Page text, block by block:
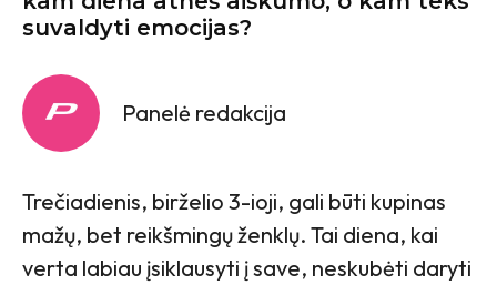
suvaldyti emocijas?
Panelė redakcija
Trečiadienis, birželio 3-ioji, gali būti kupinas
mažų, bet reikšmingų ženklų. Tai diena, kai
verta labiau įsiklausyti į save, neskubėti daryti